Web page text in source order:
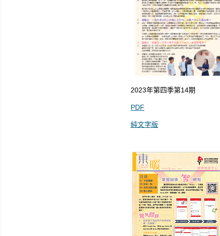
2023年第四季第14期
PDF
純文字版